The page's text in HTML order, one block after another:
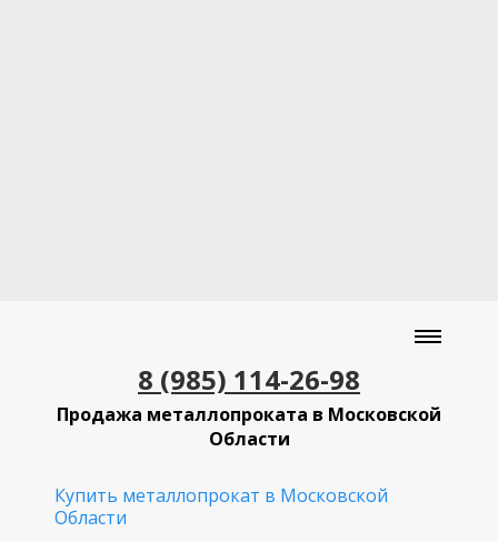
8 (985) 114-26-98
Продажа металлопроката в Московской
Области
Купить металлопрокат в Московской
Области